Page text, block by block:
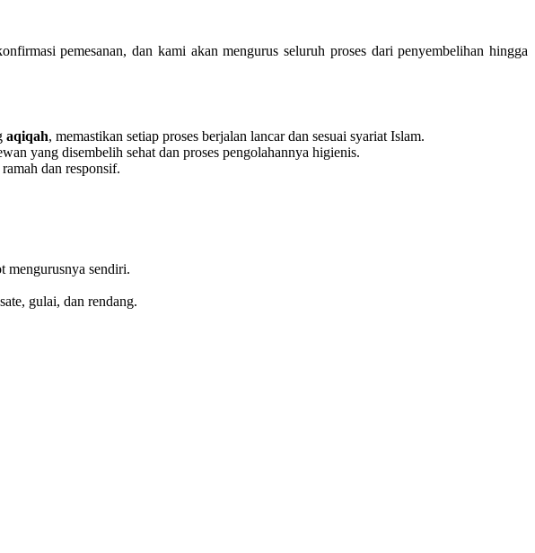
pemesanan, dan kami akan mengurus seluruh proses dari penyembelihan hingga
aqiqah, memastikan setiap proses berjalan lancar dan sesuai syariat Islam.
yang disembelih sehat dan proses pengolahannya higienis.
dan responsif.
mengurusnya sendiri.
gulai, dan rendang.